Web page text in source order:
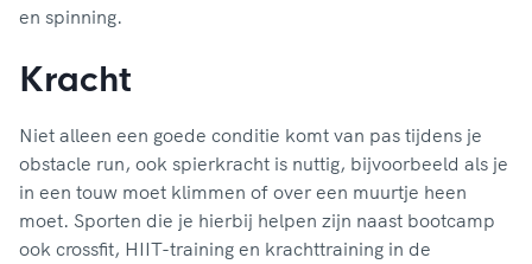
en spinning.
Kracht
Niet alleen een goede conditie komt van pas tijdens je
obstacle run, ook spierkracht is nuttig, bijvoorbeeld als je
in een touw moet klimmen of over een muurtje heen
moet. Sporten die je hierbij helpen zijn naast bootcamp
ook crossfit, HIIT-training en krachttraining in de